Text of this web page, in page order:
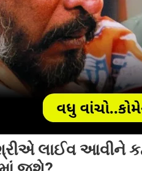
લાઈવ આવીને